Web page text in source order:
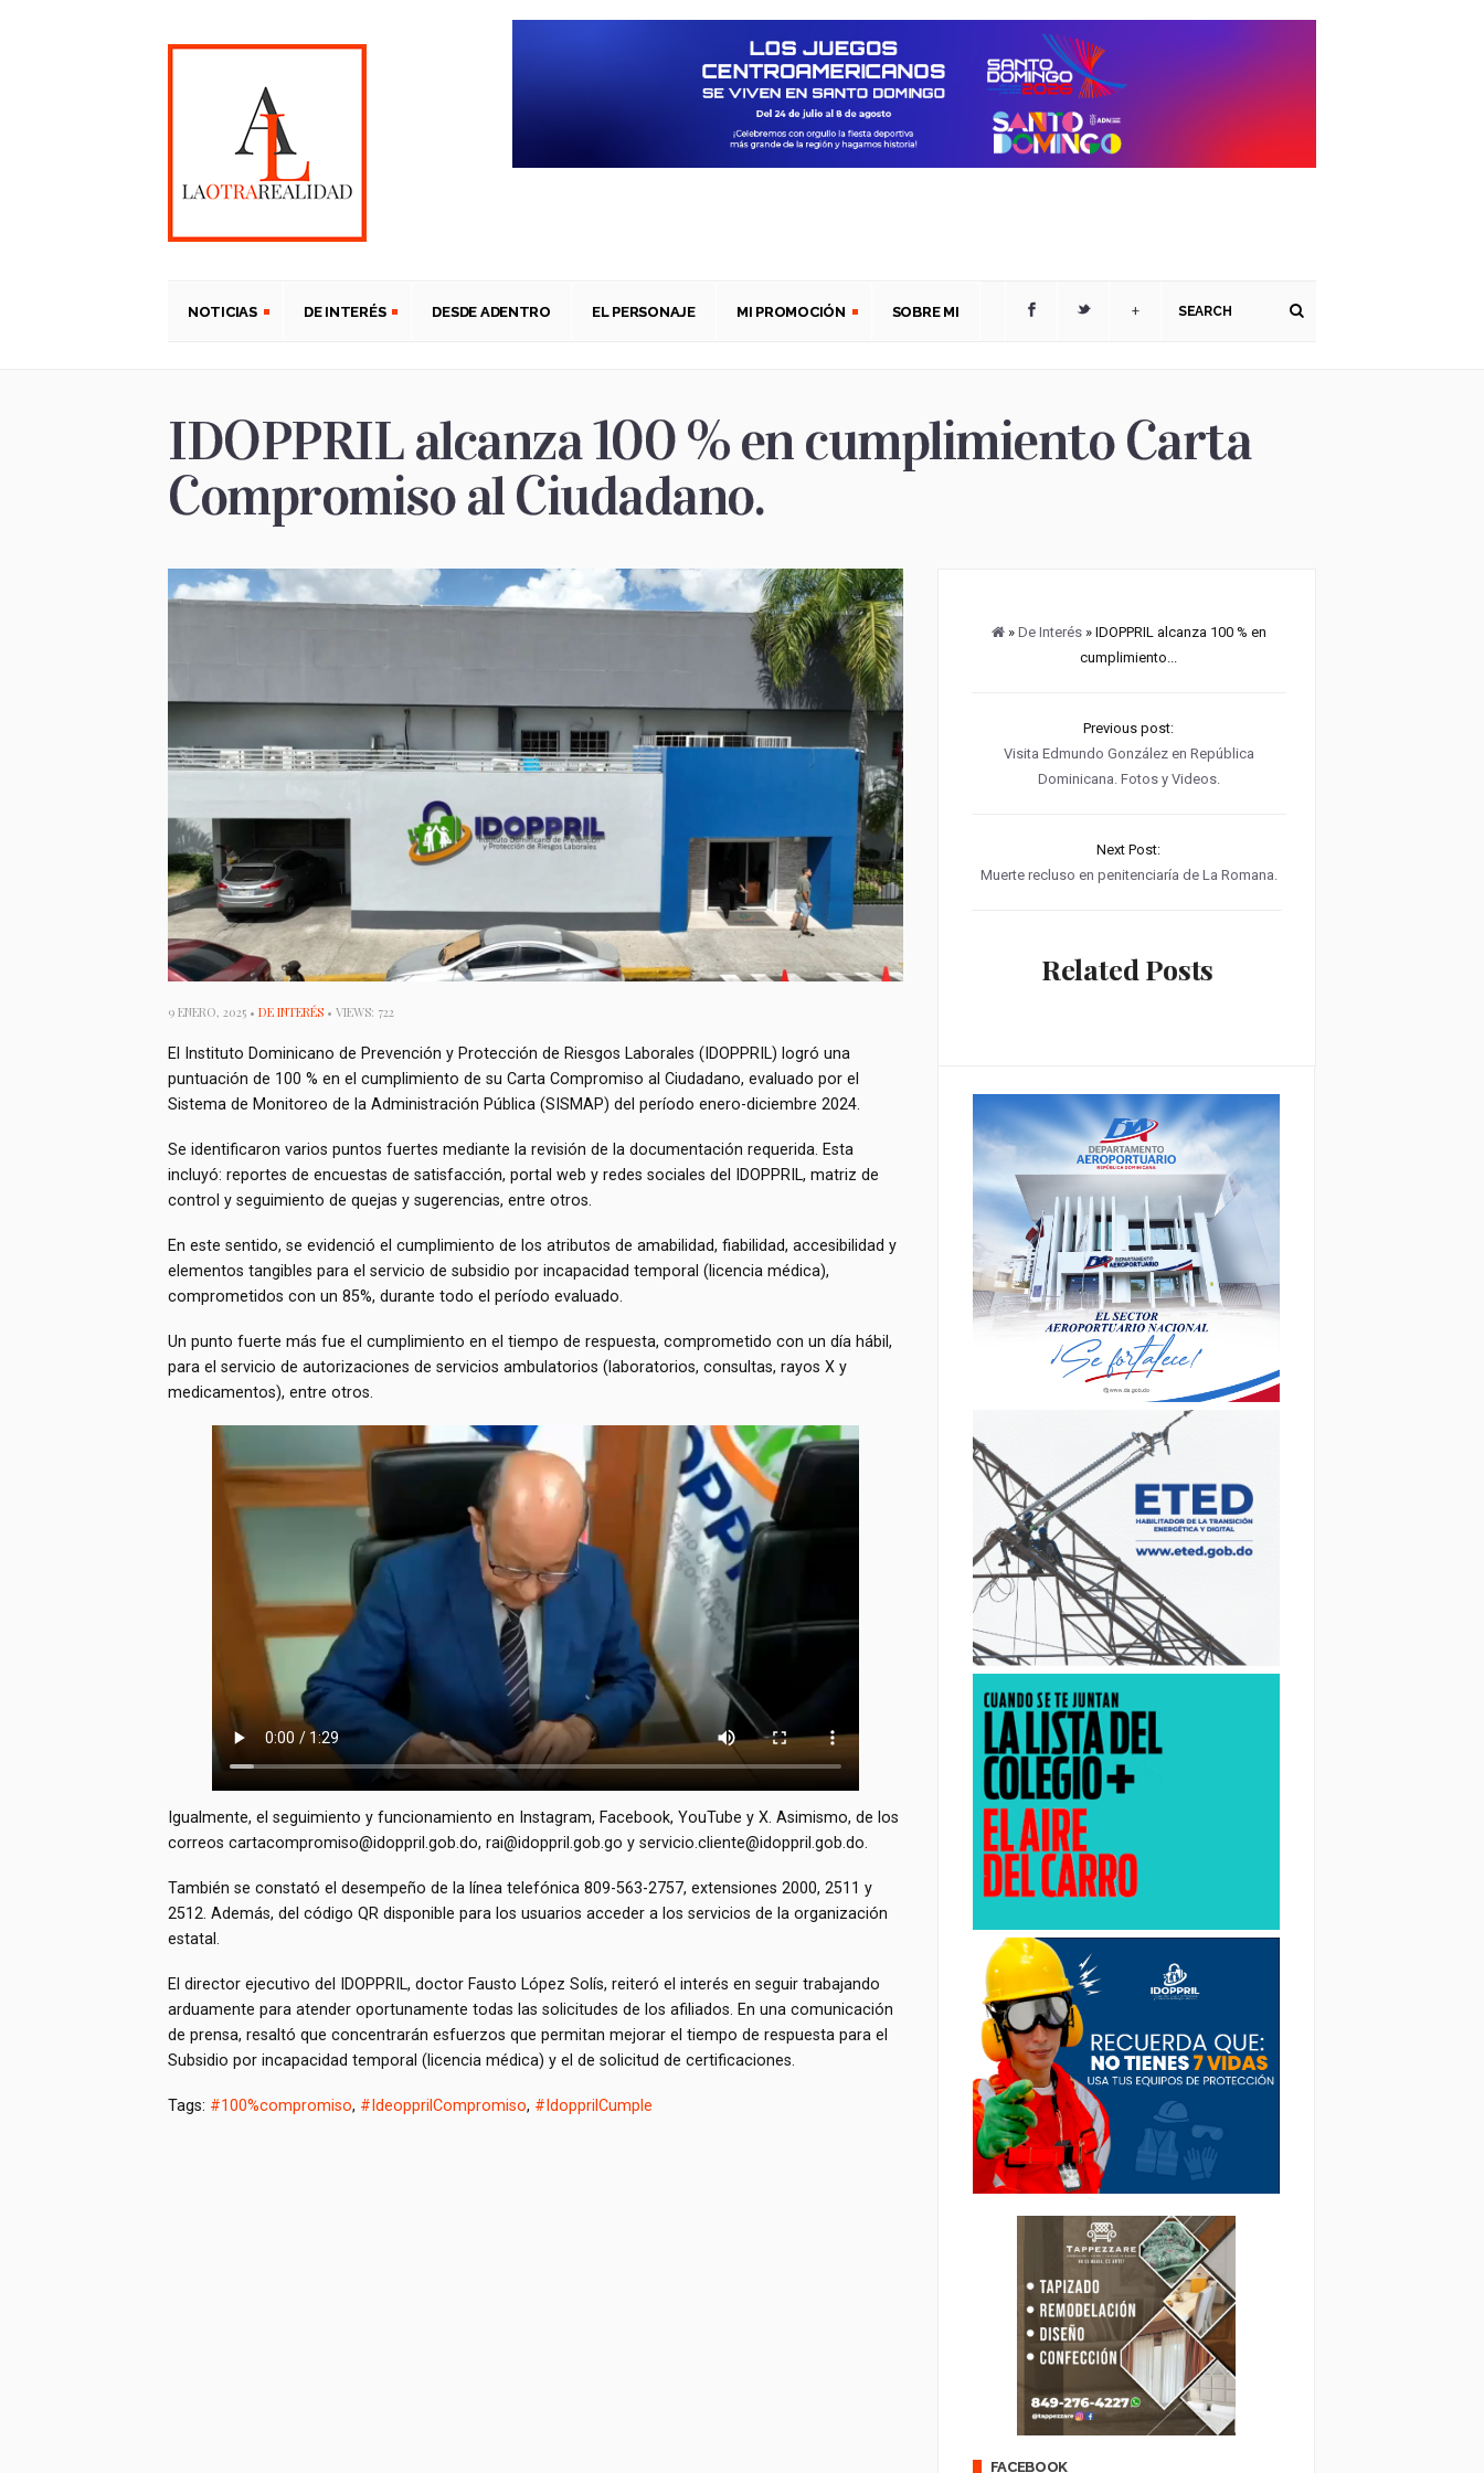
NOTICIAS DE INTERÉS DESDE ADENTRO EL PERSONAJE MI PROMOCIÓN SOBRE MI +
IDOPPRIL alcanza 100 % en cumplimiento Carta
Compromiso al Ciudadano.
9 ENERO, 2025 • DE INTERÉS • VIEWS: 722
El Instituto Dominicano de Prevención y Protección de Riesgos Laborales (IDOPPRIL) logró una
puntuación de 100 % en el cumplimiento de su Carta Compromiso al Ciudadano, evaluado por el
Sistema de Monitoreo de la Administración Pública (SISMAP) del período enero-diciembre 2024.
Se identificaron varios puntos fuertes mediante la revisión de la documentación requerida. Esta
incluyó: reportes de encuestas de satisfacción, portal web y redes sociales del IDOPPRIL, matriz de
control y seguimiento de quejas y sugerencias, entre otros.
En este sentido, se evidenció el cumplimiento de los atributos de amabilidad, fiabilidad, accesibilidad y
elementos tangibles para el servicio de subsidio por incapacidad temporal (licencia médica),
comprometidos con un 85%, durante todo el período evaluado.
Un punto fuerte más fue el cumplimiento en el tiempo de respuesta, comprometido con un día hábil,
para el servicio de autorizaciones de servicios ambulatorios (laboratorios, consultas, rayos X y
medicamentos), entre otros.
Igualmente, el seguimiento y funcionamiento en Instagram, Facebook, YouTube y X. Asimismo, de los
correos cartacompromiso@idoppril.gob.do, rai@idoppril.gob.go y servicio.cliente@idoppril.gob.do
También se constató el desempeño de la línea telefónica 809-563-2757, extensiones 2000, 2511 y
2512. Además, del código QR disponible para los usuarios acceder a los servicios de la organización
estatal.
El director ejecutivo del IDOPPRIL, doctor Fausto López Solís, reiteró el interés en seguir trabajando
arduamente para atender oportunamente todas las solicitudes de los afiliados. En una comunicación
de prensa, resaltó que concentrarán esfuerzos que permitan mejorar el tiempo de respuesta para el
Subsidio por incapacidad temporal (licencia médica) y el de solicitud de certificaciones.
Tags: #100%compromiso, #IdeopprilCompromiso, #IdopprilCumple
» De Interés» IDOPPRIL alcanza 100 % en
cumplimiento...
Previous post:
Visita Edmundo González en República
Dominicana. Fotos y Videos.
Next Post:
Muerte recluso en penitenciaría de La Romana.
Related Posts
FACEBOOK